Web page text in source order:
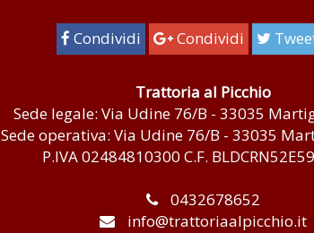
Condividi Condividi
Trattoria al Picchio
Sede legale: Via Udine 76/B - 33035
Sede operativa: Via Udine 76/B - 33035
P.IVA 02484810300 C.F.
0432678652
info@trattoriaalpicchio.it